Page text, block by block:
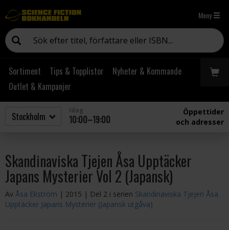
Meny
Sortiment Tips & Topplistor
Nyheter & Kommande
Outlet & Kampanjer
10:00–19:00
Öppettider
och adresser
Skandinaviska Tjejen Åsa Upptäcker
Japans Mysterier Vol 2 (Japansk)
Av Åsa Ekström | 2015 | Del 2 i serien Skandinaviska Tjejen Åsa
Upptäcker Japans Mysterier (Japansk utgåva)